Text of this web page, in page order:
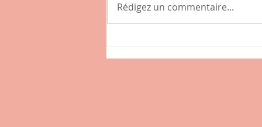
, nouveau café-épicerie de
Rédigez un commentaire...